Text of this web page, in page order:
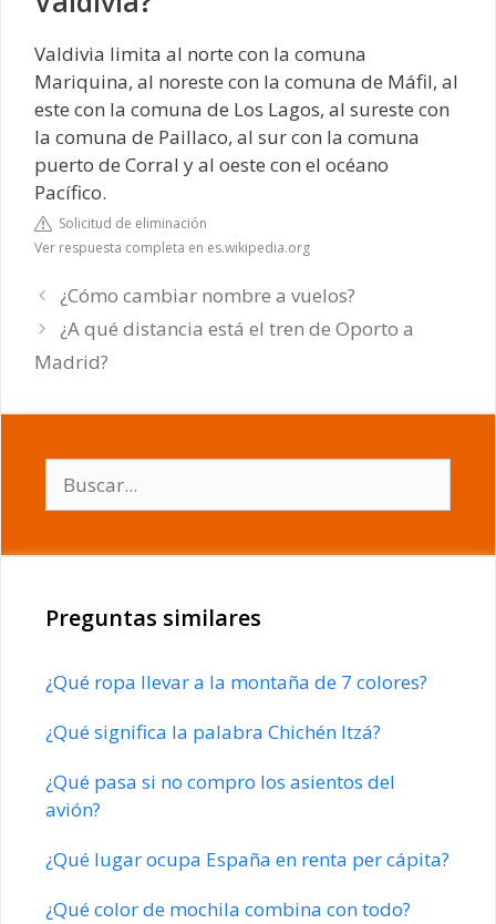
Valdivia limita al norte con la comuna
Mariquina, al noreste con la comuna de Máfil, al
este con la comuna de Los Lagos, al sureste con
la comuna de Paillaco, al sur con la comuna
puerto de Corral y al oeste con el océano
Pacífico.
Solicitud de eliminación
Ver respuesta completa en es.wikipedia.org
¿Cómo cambiar nombre a vuelos?
¿A qué distancia está el tren de Oporto a
Madrid?
Preguntas similares
¿Qué ropa llevar a la montaña de 7 colores?
¿Qué significa la palabra Chichén Itzá?
¿Qué pasa si no compro los asientos del
avión?
¿Qué lugar ocupa España en renta per cápita?
¿Qué color de mochila combina con todo?